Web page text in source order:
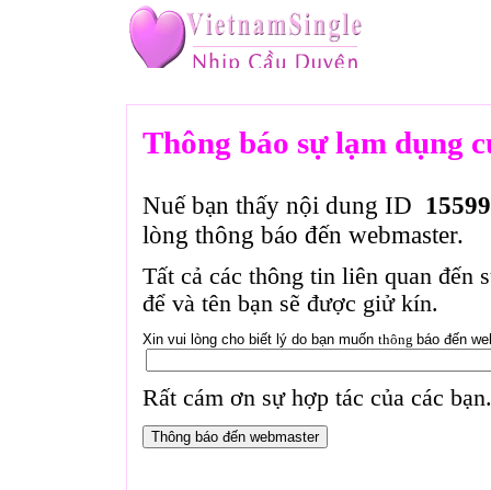
Thông báo sự lạm dụng
Nuế bạn thấy nội dung ID
lòng thông báo đến webmaster.
Tất cả các thông tin liên quan đến
để và tên bạn sẽ được giử kín.
Xin vui lòng cho biết lý do bạn muốn thông báo đến
Rất cám ơn sự hợp tác của các bạn.